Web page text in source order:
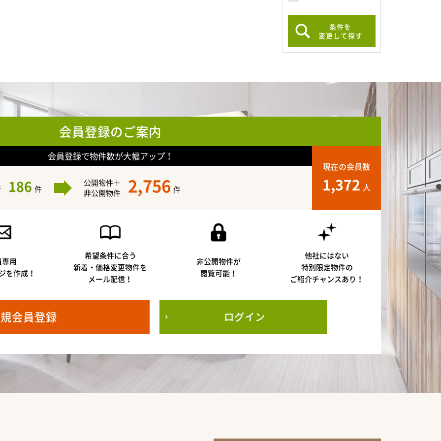
条件を
変更して探す
会員登録のご案内
会員登録で物件数が大幅アップ！
186 件
公開物件＋
非公開物件
2,756 件
現在の会員数
1,372 人
用
を作成！
希望条件に合う
新着・価格変更物件を
メール配信！
非公開物件が
閲覧可能！
他社にはない
特別限定物件の
ご紹介チャンスあり！
会員登録 ログイン